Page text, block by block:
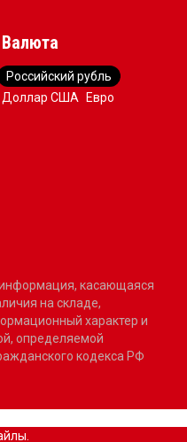
Валюта
Российский рубль
Доллар США
Евро
касающаяся
на складе,
характер и
определяемой
кодекса РФ